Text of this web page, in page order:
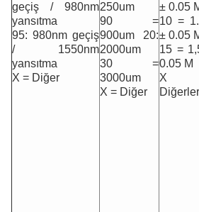
geçiş / 980nm
yansıtma
95: 980nm geçiş
/ 1550nm
yansıtma
X = Diğer
250um
90 =
900um 20:
2000um
30 =
3000um
X = Diğer
± 0.05
10 =
± 0.05
15 =
0.05 M
X